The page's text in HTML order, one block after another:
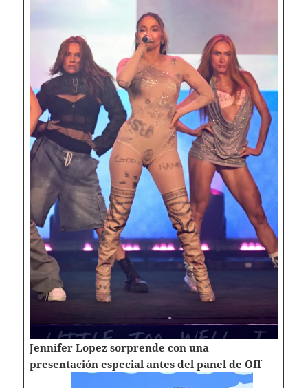
Jennifer Lopez sorprende con una
presentación especial antes del panel de Off